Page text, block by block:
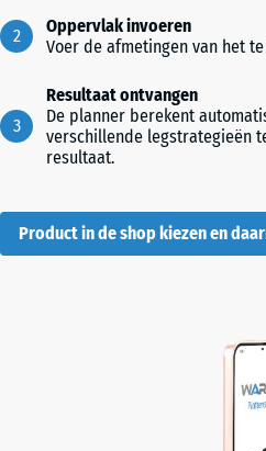
Oppervlak invoeren
Voer de afmetingen van het
Resultaat ontvangen
De planner berekent
verschillende legstrategieën
resultaat.
Product in de shop kiezen en